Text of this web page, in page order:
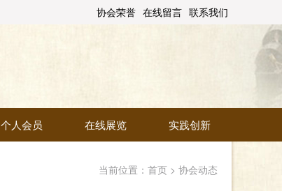
联系我们
在线留言
协会荣誉
个人会员 在线展览 实践创新
当前位置： 首页 > 协会动态